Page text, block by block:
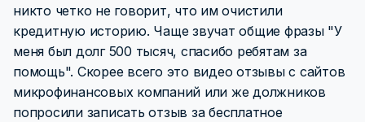
никто четко не говорит, что им очистили
кредитную историю. Чаще звучат общие фразы "У
меня был долг 500 тысяч, спасибо ребятам за
помощь". Скорее всего это видео отзывы с сайтов
микрофинансовых компаний или же должников
попросили записать отзыв за бесплатное